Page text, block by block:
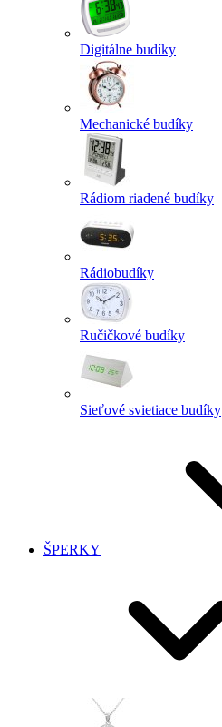
Digitálne budíky
Mechanické budíky
Rádiom riadené budíky
Rádiobudíky
Ručičkové budíky
Sieťové svietiace budíky
ŠPERKY